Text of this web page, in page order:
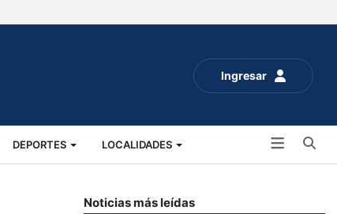
Ingresar
DEPORTES LOCALIDADES
Noticias más leídas